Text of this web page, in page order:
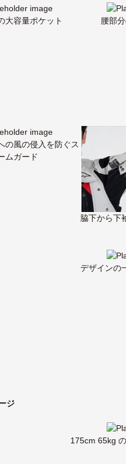
大容量ポケット 腰部
の風の侵入を防ぐス
ムガード
脇下から下
デザインの
ジ
175cm 65kg